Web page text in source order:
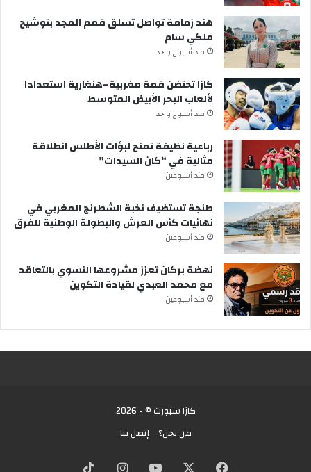
هند زمامة تواصل تسلق قمم المجد بتوشيح
ملكي سام
مند أسبوع واحد
كازا تحتضن قمة مغربية–هنغارية استعدادا
لألعاب البحر الأبيض المتوسط
مند أسبوع واحد
رباعية نظيفة تمنح لبؤات الأطلس انطلاقة
مثالية في “كان السيدات”
مند أسبوعين
طنجة تستضيف نخبة الشطرنج المغربي في
نهائيات كأس العرش والبطولة الوطنية للفرق
مند أسبوعين
نهضة بركان تعزز مشروعها النسوي بالتعاقد
مع محمد العبدي لقيادة التكوين
مند أسبوعين
كازا سبورت © - 2026
من نحن؟
إتصل بنا